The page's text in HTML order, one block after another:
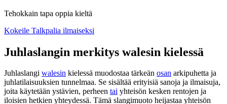
Tehokkain tapa oppia kieltä
Kokeile Talkpalia ilmaiseksi
Juhlaslangin merkitys walesin kielessä
Juhlaslangi walesin kielessä muodostaa tärkeän osan arkipuhetta ja
juhlatilaisuuksien tunnelmaa. Se sisältää erityisiä sanoja ja ilmaisuja,
joita käytetään ystävien, perheen tai yhteisön kesken rentojen ja
iloisien hetkien yhteydessä. Tämä slangimuoto heijastaa yhteisön